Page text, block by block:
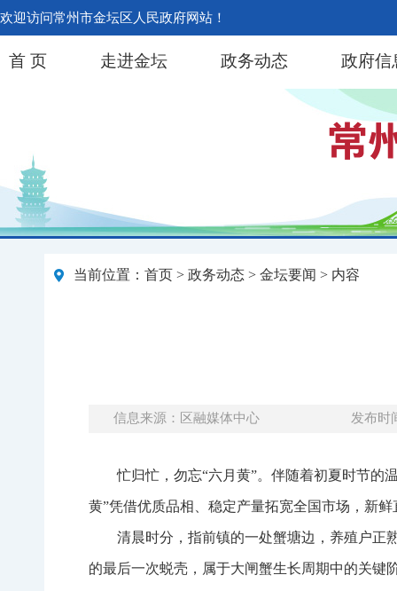
欢迎访问常州市金坛区人民政府网站！
首 页 走进金坛 政务动态 政府信
当前位置： 首页 > 政务动态 > 金坛要闻 > 内容
信息来源：区融媒体中心 发布时
忙归忙，勿忘“六月黄”。伴随着初夏时节的
黄”凭借优质品相、稳定产量拓宽全国市场，新
清晨时分，指前镇的一处蟹塘边，养殖户正
的最后一次蜕壳，属于大闸蟹生长周期中的关键